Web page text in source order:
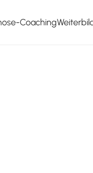
Coaching